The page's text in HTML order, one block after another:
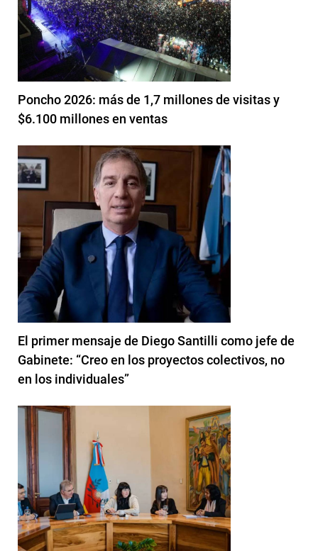
Poncho 2026: más de 1,7 millones de visitas y
$6.100 millones en ventas
El primer mensaje de Diego Santilli como jefe de
Gabinete: “Creo en los proyectos colectivos, no
en los individuales”